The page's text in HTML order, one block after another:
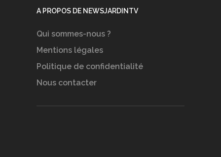
A PROPOS DE NEWSJARDINTV
Qui sommes-nous ?
Mentions légales
Politique de confidentialité
Nous contacter